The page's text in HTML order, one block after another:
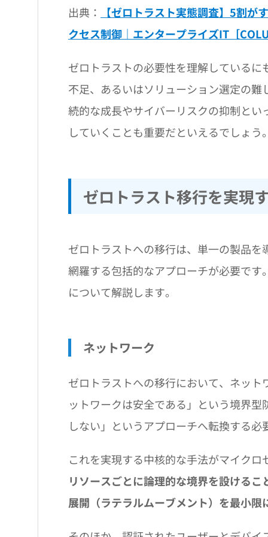
出典：
【ゼロトラスト実態調査】5割
クセス制御｜エンタープライズIT［
ゼロトラストの必要性を理解している
不足、あるいはソリューション選定の
続的な成長やサイバーリスクの抑制と
していくことも重要だといえるでしょう
ゼロトラスト移行を実現
ゼロトラストへの移行は、単一の製品
網羅する包括的なアプローチが必要で
について解説します。
ネットワーク
ゼロトラストへの移行において、ネッ
ットワークは安全である」という境界
しない」というアプローチへ転換する必
これを実現する中核的な手法がマイク
リソースごとに論理的な境界を設ける
展開（ラテラルムーブメント）を最小限